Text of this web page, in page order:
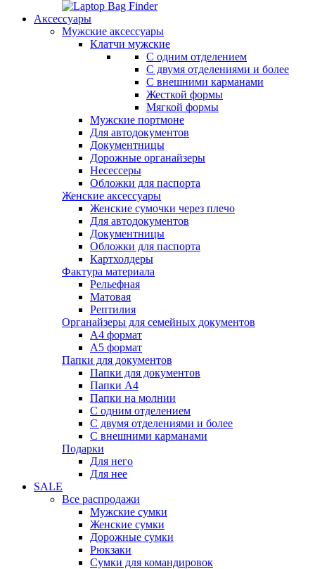
Аксессуары
Мужские аксессуары
Клатчи мужские
С одним отделением
С двумя отделениями и более
С внешними карманами
Жесткой формы
Мягкой формы
Мужские портмоне
Для автодокументов
Документницы
Дорожные органайзеры
Несессеры
Обложки для паспорта
Женские аксессуары
Женские сумочки через плечо
Для автодокументов
Документницы
Обложки для паспорта
Картхолдеры
Фактура материала
Рельефная
Матовая
Рептилия
Органайзеры для семейных документов
А4 формат
А5 формат
Папки для документов
Папки для документов
Папки А4
Папки на молнии
С одним отделением
С двумя отделениями и более
С внешними карманами
Подарки
Для него
Для нее
SALE
Все распродажи
Мужские сумки
Женские сумки
Дорожные сумки
Рюкзаки
Сумки для командировок